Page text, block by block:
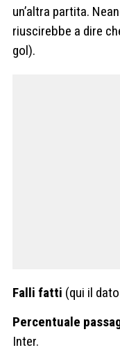
un’altra partita.
riuscirebbe a dire
gol).
Falli fatti (qui il
Percentuale
Inter.